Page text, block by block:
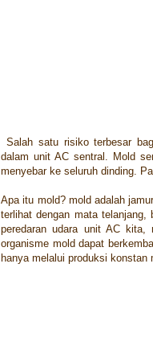
Salah satu risiko terbesar
dalam unit AC sentral. Mold
menyebar ke seluruh dinding.
Apa itu mold? mold adalah
terlihat dengan mata telanjang,
peredaran udara unit AC
organisme mold dapat
hanya melalui produksi konstan